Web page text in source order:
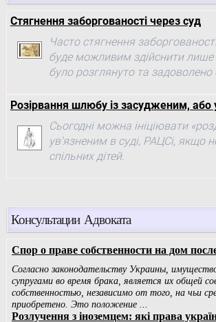
Стягнення заборгованості через суд
Часто стягнення
буде можливим здійснити лише
було розглянуто та задоволено
Розірвання шлюбу із засудженим, або
Сьогодні можна ініціювати
ув'язненим в суді, РАЦСі, якщо
спільних дітей.
Консультации Адвоката